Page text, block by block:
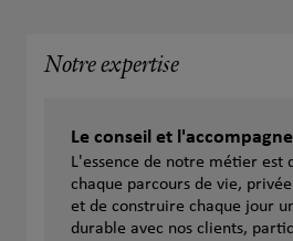
Notre expertise
Le conseil et
L'essence de notre métier est
chaque parcours de vie,
et de construire chaque jour
durable avec nos clients,